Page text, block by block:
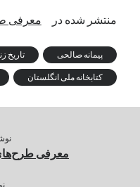
منتشر شده در معرفی
پیمانه صالحی تاریخ
کتابخانه ملی انگلستان
معرفی طرح‌های